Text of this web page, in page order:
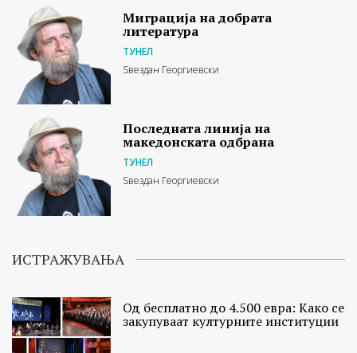
Миграција на добрата
литература
ТУНЕЛ
Ѕвездан Георгиевски
Последната линија на
македонската одбрана
ТУНЕЛ
Ѕвездан Георгиевски
ИСТРАЖУВАЊА
Од бесплатно до 4.500 евра: Како се
закупуваат културните институции